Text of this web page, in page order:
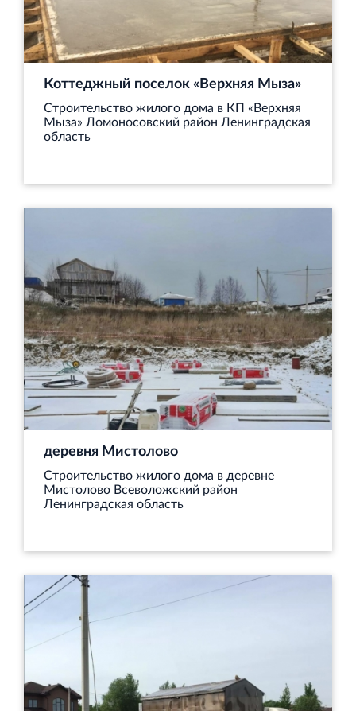
Испытательный комплекс ПКТИ
Многофункцинальный испытательный комплекс
Кингисеппе
Коттеджный поселок «Верхняя Мыза»
Строительство жилого дома в КП «Верхняя
Мыза» Ломоносовский район Ленинградская
область
деревня Мистолово
Строительство жилого дома в деревне
Мистолово Всеволожский район
Ленинградская область